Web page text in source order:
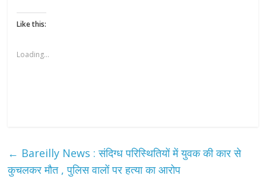
Like this:
Loading...
← Bareilly News : संदिग्ध परिस्थितियों में युवक की कार से
कुचलकर मौत , पुलिस वालों पर हत्या का आरोप